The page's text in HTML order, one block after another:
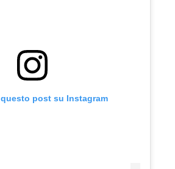
post su Instagram